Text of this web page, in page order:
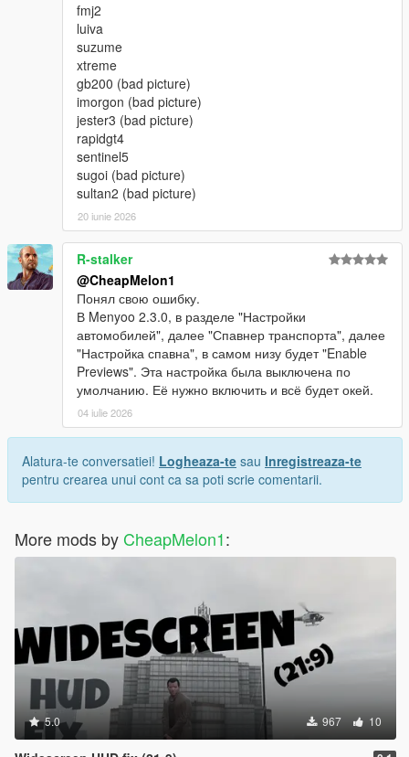
fmj2
luiva
suzume
xtreme
gb200 (bad picture)
imorgon (bad picture)
jester3 (bad picture)
rapidgt4
sentinel5
sugoi (bad picture)
sultan2 (bad picture)
20 iunie 2026
R-stalker
@CheapMelon1
Понял свою ошибку.
В Menyoo 2.3.0, в разделе "Настройки
автомобилей", далее "Спавнер транспорта", далее
"Настройка спавна", в самом низу будет "Enable
Previews". Эта настройка была выключена по
умолчанию. Её нужно включить и всё будет окей.
04 iulie 2026
Alatura-te conversatiei! Logheaza-te sau Inregistreaza-te
pentru crearea unui cont ca sa poti scrie comentarii.
More mods by CheapMelon1:
5.0 967 10